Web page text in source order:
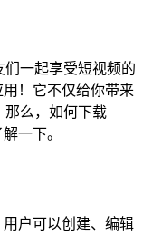
一起享受短视频的
！它不仅给你带来
那么，如何下载
一下。
户可以创建、编辑